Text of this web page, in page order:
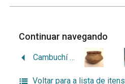
Continuar navegando
Cambuchí médio
Voltar para a lista de itens